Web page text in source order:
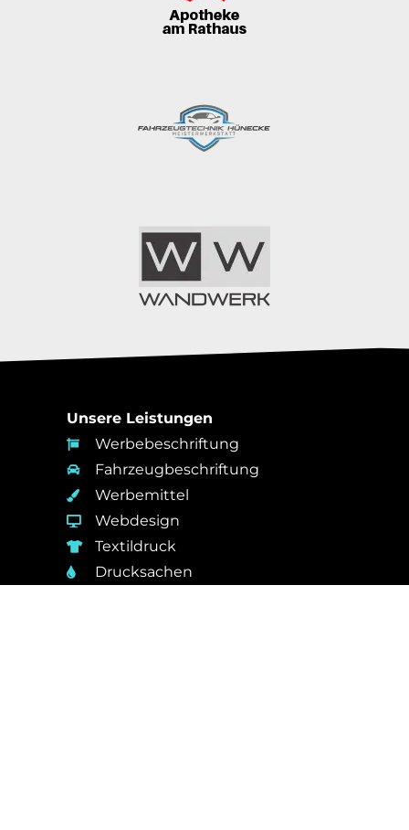
Unsere Leistungen
Werbebeschriftung
Fahrzeugbeschriftung
Werbemittel
Webdesign
Textildruck
Drucksachen